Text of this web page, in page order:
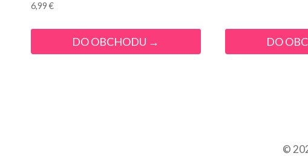
6,99€
DO OBCHODU → DO
©